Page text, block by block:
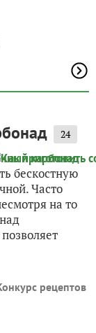
24
бескостную
Часто
на то
рецептов